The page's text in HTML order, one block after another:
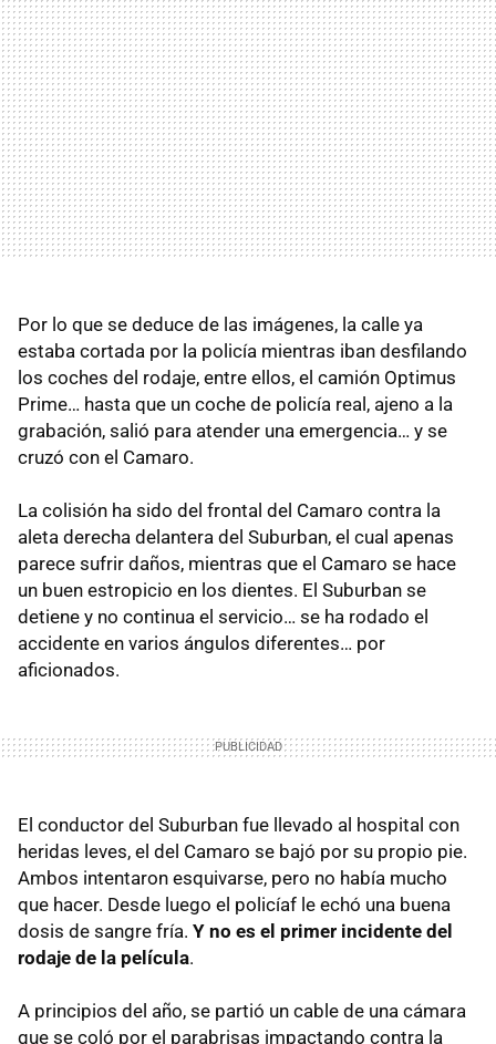
Por lo que se deduce de las imágenes, la calle ya
estaba cortada por la policía mientras iban desfilando
los coches del rodaje, entre ellos, el camión Optimus
Prime… hasta que un coche de policía real, ajeno a la
grabación, salió para atender una emergencia… y se
cruzó con el Camaro.
La colisión ha sido del frontal del Camaro contra la
aleta derecha delantera del Suburban, el cual apenas
parece sufrir daños, mientras que el Camaro se hace
un buen estropicio en los dientes. El Suburban se
detiene y no continua el servicio… se ha rodado el
accidente en varios ángulos diferentes… por
aficionados.
El conductor del Suburban fue llevado al hospital con
heridas leves, el del Camaro se bajó por su propio pie.
Ambos intentaron esquivarse, pero no había mucho
que hacer. Desde luego el policíaf le echó una buena
dosis de sangre fría. Y no es el primer incidente del
rodaje de la película.
A principios del año, se partió un cable de una cámara
que se coló por el parabrisas impactando contra la